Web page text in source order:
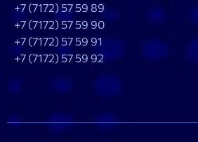
+7 (7172) 57 59 89
+7 (7172) 57 59 90
+7 (7172) 57 59 91
+7 (7172) 57 59 92